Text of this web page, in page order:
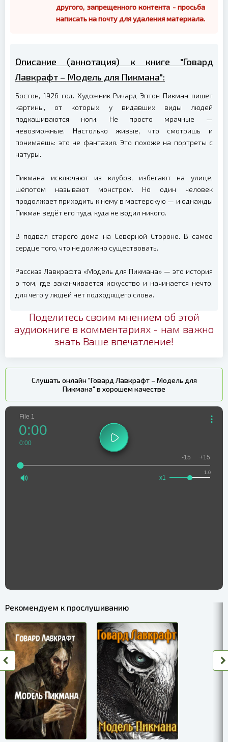
другого, запрещенного контента - просьба
написать на почту для удаления материала.
Описание (аннотация) к книге "Говард
Лавкрафт – Модель для Пикмана":
Бостон, 1926 год. Художник Ричард Эптон Пикман пишет
картины, от которых у видавших виды людей
подкашиваются ноги. Не просто мрачные —
невозможные. Настолько живые, что смотришь и
понимаешь: это не фантазия. Это похоже на портреты с
натуры.
Пикмана исключают из клубов, избегают на улице,
шёпотом называют монстром. Но один человек
продолжает приходить к нему в мастерскую — и однажды
Пикман ведёт его туда, куда не водил никого.
В подвал старого дома на Северной Стороне. В самое
сердце того, что не должно существовать.
Рассказ Лавкрафта «Модель для Пикмана» — это история
о том, где заканчивается искусство и начинается нечто,
для чего у людей нет подходящего слова.
Поделитесь своим мнением об этой
аудиокниге в комментариях - нам важно
знать Ваше впечатление!
Слушать онлайн "Говард Лавкрафт – Модель для
Пикмана" в хорошем качестве
File 1
0:00
0:00
1.0
x1
-15 +15
Рекомендуем к прослушиванию